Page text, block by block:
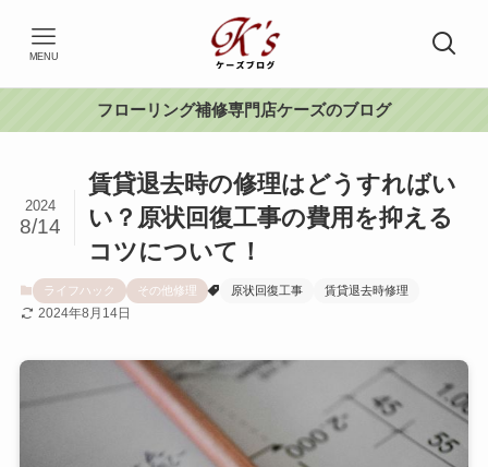
MENU
フローリング補修専門店ケーズのブログ
賃貸退去時の修理はどうすればい
い？原状回復工事の費用を抑える
コツについて！
2024
8/14
ライフハック その他修理 原状回復工事 賃貸退去時修理
2024年8月14日